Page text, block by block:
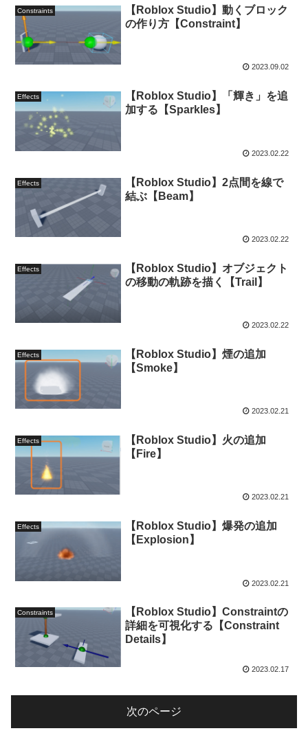
Constraints
【Roblox Studio】動くブロック
の作り方【Constraint】
2023.09.02
Effects
【Roblox Studio】「輝き」を追
加する【Sparkles】
2023.02.22
Effects
【Roblox Studio】2点間を線で
結ぶ【Beam】
2023.02.22
Effects
【Roblox Studio】オブジェクト
の移動の軌跡を描く【Trail】
2023.02.22
Effects
【Roblox Studio】煙の追加
【Smoke】
2023.02.21
Effects
【Roblox Studio】火の追加
【Fire】
2023.02.21
Effects
【Roblox Studio】爆発の追加
【Explosion】
2023.02.21
Constraints
【Roblox Studio】Constraintの
詳細を可視化する【Constraint
Details】
2023.02.17
次のページ